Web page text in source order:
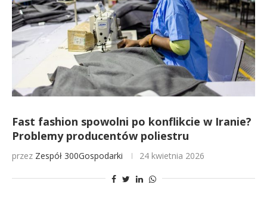
Fast fashion spowolni po konflikcie w Iranie?
Problemy producentów poliestru
przez Zespół 300Gospodarki 24 kwietnia 2026